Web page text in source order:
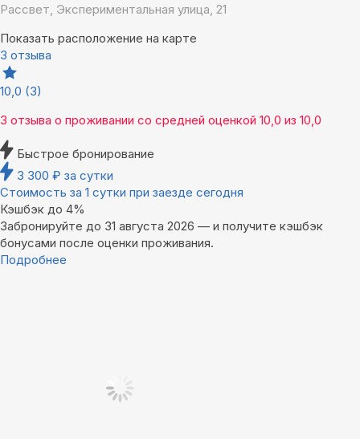
Рассвет, Экспериментальная улица, 21
Показать расположение на карте
3 отзыва
10,0 (3)
3 отзыва о проживании со средней оценкой 10,0 из 10,0
Быстрое бронирование
3 300 ₽ за сутки
Стоимость за 1 сутки при заезде сегодня
Кэшбэк до 4%
Забронируйте до 31 августа 2026 — и получите кэшбэк
бонусами после оценки проживания.
Подробнее